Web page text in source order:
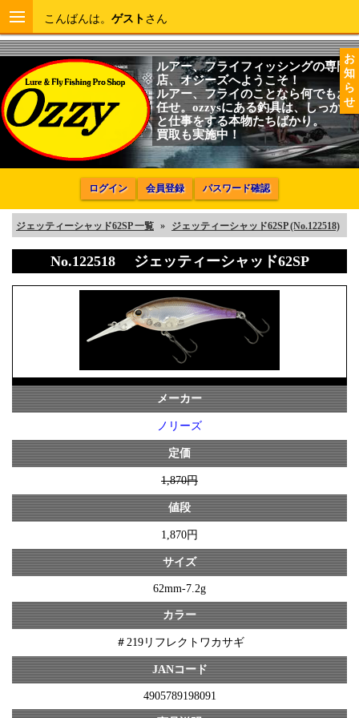
お
知
ら
せ
こんばんは。 ゲスト さん
ルアー、フライフィッシングの専門
店、オジーズへようこそ！
ルアー、フライのことなら何でもお
任せ。ozzysにある釣具は、しっかり
と仕事をする本物たちばかり。
買取も実施中！
ログイン 会員登録 パスワード確認
ジェッティーシャッド62SP 一覧 » ジェッティーシャッド62SP (No.122518)
No.122518 ジェッティーシャッド62SP
メーカー
ノリーズ
定価
1,870円
値段
1,870円
サイズ
62mm-7.2g
カラー
＃219リフレクトワカサギ
JANコード
4905789198091